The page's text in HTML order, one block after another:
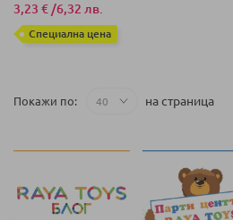
3,23 € /6,32 лв.
Специална цена
Покажи по на страница